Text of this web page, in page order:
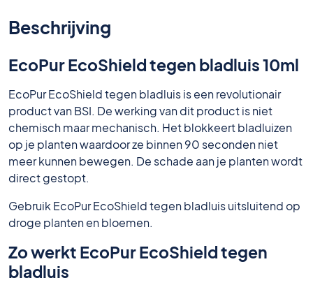
Beschrijving
EcoPur EcoShield tegen bladluis 10ml
EcoPur EcoShield tegen bladluis is een revolutionair
product van BSI. De werking van dit product is niet
chemisch maar mechanisch. Het blokkeert bladluizen
op je planten waardoor ze binnen 90 seconden niet
meer kunnen bewegen. De schade aan je planten wordt
direct gestopt.
Gebruik EcoPur EcoShield tegen bladluis uitsluitend op
droge planten en bloemen.
Zo werkt EcoPur EcoShield tegen
bladluis